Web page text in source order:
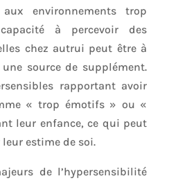
environnements trop
à percevoir des
chez autrui peut être à
source de supplément.
rapportant avoir
« trop émotifs » ou «
leur enfance, ce qui peut
estime de soi.
de l’hypersensibilité